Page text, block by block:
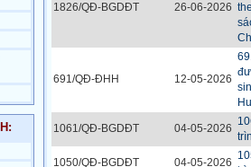
1826/QĐ-BGDĐT 26-06-2026
691/QĐ-ĐHH 12-05-2026
1061/QĐ-BGDĐT 04-05-2026
1050/QĐ-BGDĐT 04-05-2026